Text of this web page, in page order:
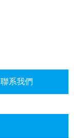
聯系我們